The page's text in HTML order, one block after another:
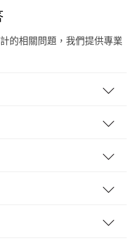
的相關問題，我們提供專業